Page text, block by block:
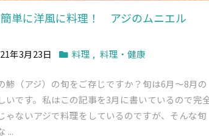
単に洋風に料理！ アジのムニエル
年3月23日 料理 , 料理・健康
鯵（アジ）の旬をご存じですか？旬は6月～8月の
いです。私はこの記事を3月に書いているので完
ゃないアジで料理をしているのですが、そんな旬
...